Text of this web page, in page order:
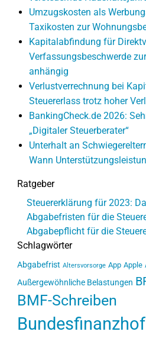
Umzugskosten als
Taxikosten zur
Kapitalabfindung für
Verfassungsbeschwerde
anhängig
Verlustverrechnung bei
Steuererlass trotz hoher
BankingCheck.de 2026:
„Digitaler Steuerberater“
Unterhalt an
Wann
Ratgeber
Steuererklärung für 2023:
Abgabefristen für die
Abgabepflicht für die
Schlagwörter
Abgabefrist Altersvorsorge App Apple
Außergewöhnliche Belastungen
BMF-Schreiben
Bundesfinanzhof